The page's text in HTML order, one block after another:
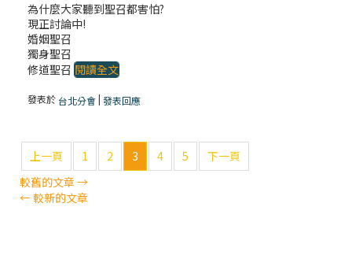
為什麼大家聽到聖召都害怕?
現正討論中!
婚姻聖召
獨身聖召
修道聖召閱讀全文
發表於 台北分會 |發表回應
上一頁 1 2 3 4 5
下一頁
較舊的文章→
←較新的文章